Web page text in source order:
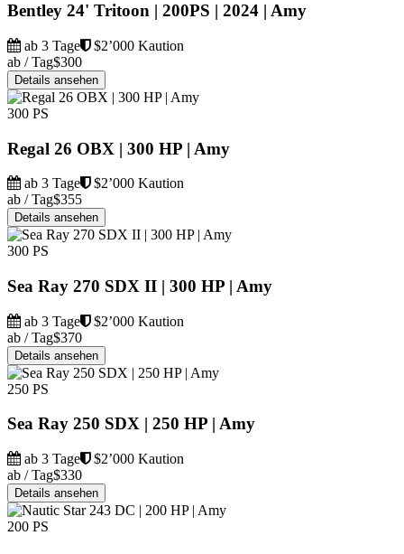
Bentley 24' Tritoon | 200PS | 2024 | Amy
ab 3 Tage
$2’000 Kaution
ab / Tag$300
Details ansehen
300 PS
Regal 26 OBX | 300 HP | Amy
ab 3 Tage
$2’000 Kaution
ab / Tag$355
Details ansehen
300 PS
Sea Ray 270 SDX II | 300 HP | Amy
ab 3 Tage
$2’000 Kaution
ab / Tag$370
Details ansehen
250 PS
Sea Ray 250 SDX | 250 HP | Amy
ab 3 Tage
$2’000 Kaution
ab / Tag$330
Details ansehen
200 PS